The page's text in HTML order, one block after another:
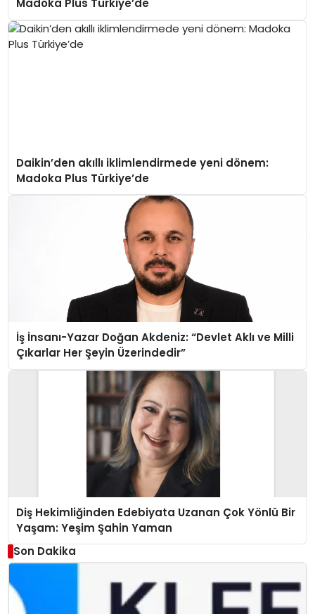
Madoka Plus Türkiye’de
Daikin’den akıllı iklimlendirmede yeni dönem:
Madoka Plus Türkiye’de
İş İnsanı-Yazar Doğan Akdeniz: “Devlet Aklı ve Milli
Çıkarlar Her Şeyin Üzerindedir”
Diş Hekimliğinden Edebiyata Uzanan Çok Yönlü Bir
Yaşam: Yeşim Şahin Yaman
Son Dakika